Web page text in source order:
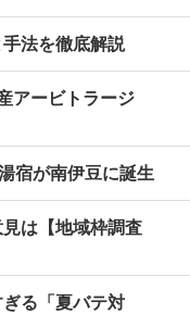
法を徹底解説
アービトラージ
宿が南伊豆に誕生
は【地域枠調査
ぎる「夏バテ対